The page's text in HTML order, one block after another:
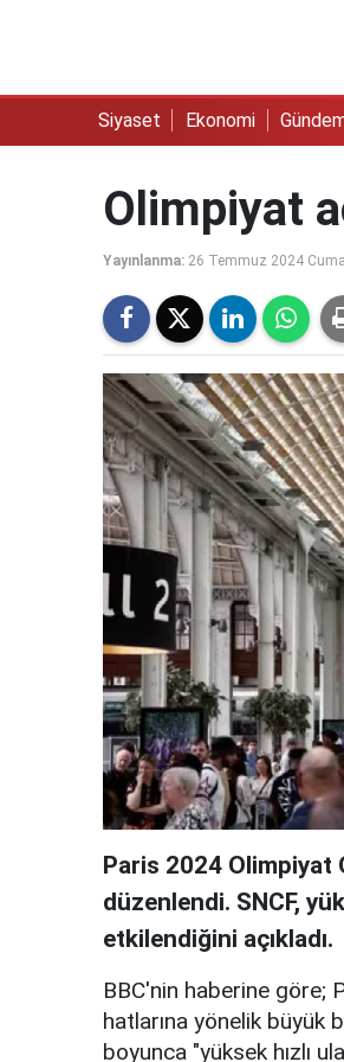
Siyaset Ekonomi
Olimpiyat
Yayınlanma: 26 Temmuz 2024
Paris 2024 Olimpiyat
düzenlendi. SNCF,
etkilendiğini açıkladı.
BBC'nin haberine göre;
hatlarına yönelik büyük
boyunca "yüksek hızlı